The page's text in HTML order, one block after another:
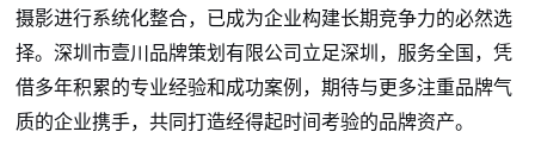
摄影进行系统化整合，已成为企业构建长期竞争力的必然选
择。深圳市壹川品牌策划有限公司立足深圳，服务全国，凭
借多年积累的专业经验和成功案例，期待与更多注重品牌气
质的企业携手，共同打造经得起时间考验的品牌资产。